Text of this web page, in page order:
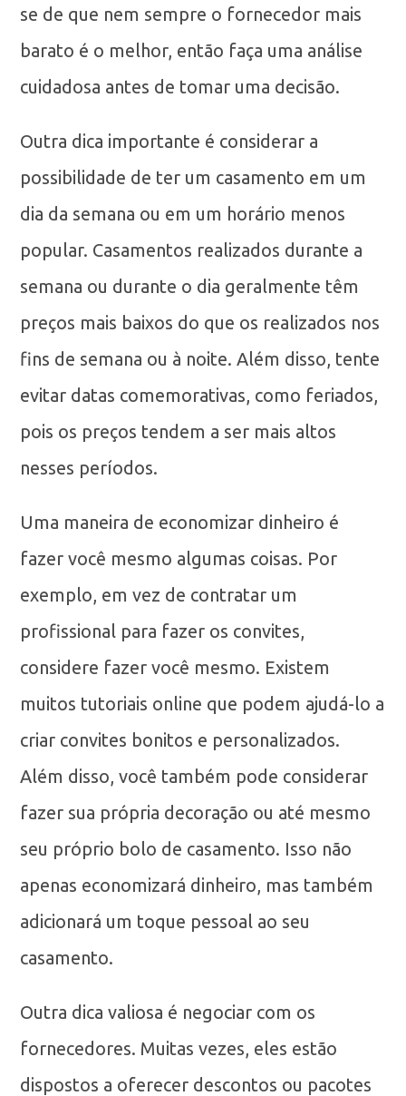
se de que nem sempre o fornecedor mais
barato é o melhor, então faça uma análise
cuidadosa antes de tomar uma decisão.
Outra dica importante é considerar a
possibilidade de ter um casamento em um
dia da semana ou em um horário menos
popular. Casamentos realizados durante a
semana ou durante o dia geralmente têm
preços mais baixos do que os realizados nos
fins de semana ou à noite. Além disso, tente
evitar datas comemorativas, como feriados,
pois os preços tendem a ser mais altos
nesses períodos.
Uma maneira de economizar dinheiro é
fazer você mesmo algumas coisas. Por
exemplo, em vez de contratar um
profissional para fazer os convites,
considere fazer você mesmo. Existem
muitos tutoriais online que podem ajudá-lo a
criar convites bonitos e personalizados.
Além disso, você também pode considerar
fazer sua própria decoração ou até mesmo
seu próprio bolo de casamento. Isso não
apenas economizará dinheiro, mas também
adicionará um toque pessoal ao seu
casamento.
Outra dica valiosa é negociar com os
fornecedores. Muitas vezes, eles estão
dispostos a oferecer descontos ou pacotes